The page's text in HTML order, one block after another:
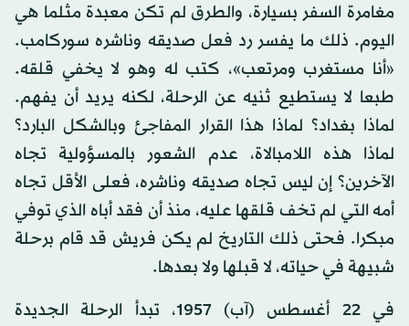
مغامرة السفر بسيارة، والطرق لم تكن معبدة مثلما هي
اليوم. ذلك ما يفسر رد فعل صديقه وناشره سوركامب.
«أنا مستغرب ومرتعب»، كتب له وهو لا يخفي قلقه.
طبعا لا يستطيع ثنيه عن الرحلة، لكنه يريد أن يفهم.
لماذا بغداد؟ لماذا هذا القرار المفاجئ وبالشكل البارد؟
لماذا هذه اللامبالاة، عدم الشعور بالمسؤولية تجاه
الآخرين؟ إن ليس تجاه صديقه وناشره، فعلى الأقل تجاه
أمه التي لم تخف قلقها عليه، منذ أن فقد أباه الذي توفي
مبكرا. فحتى ذلك التاريخ لم يكن فريش قد قام برحلة
شبيهة في حياته، لا قبلها ولا بعدها.
في 22 أغسطس (آب) 1957، تبدأ الرحلة الجديدة